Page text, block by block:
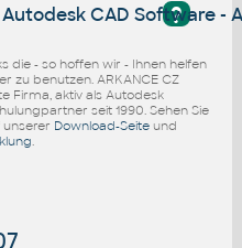
?
CAD Software -
die - so hoffen wir - Ihnen helfen
zu benutzen. ARKANCE CZ
Firma, aktiv als Autodesk
seit 1990. Sehen Sie
Download-Seiteund